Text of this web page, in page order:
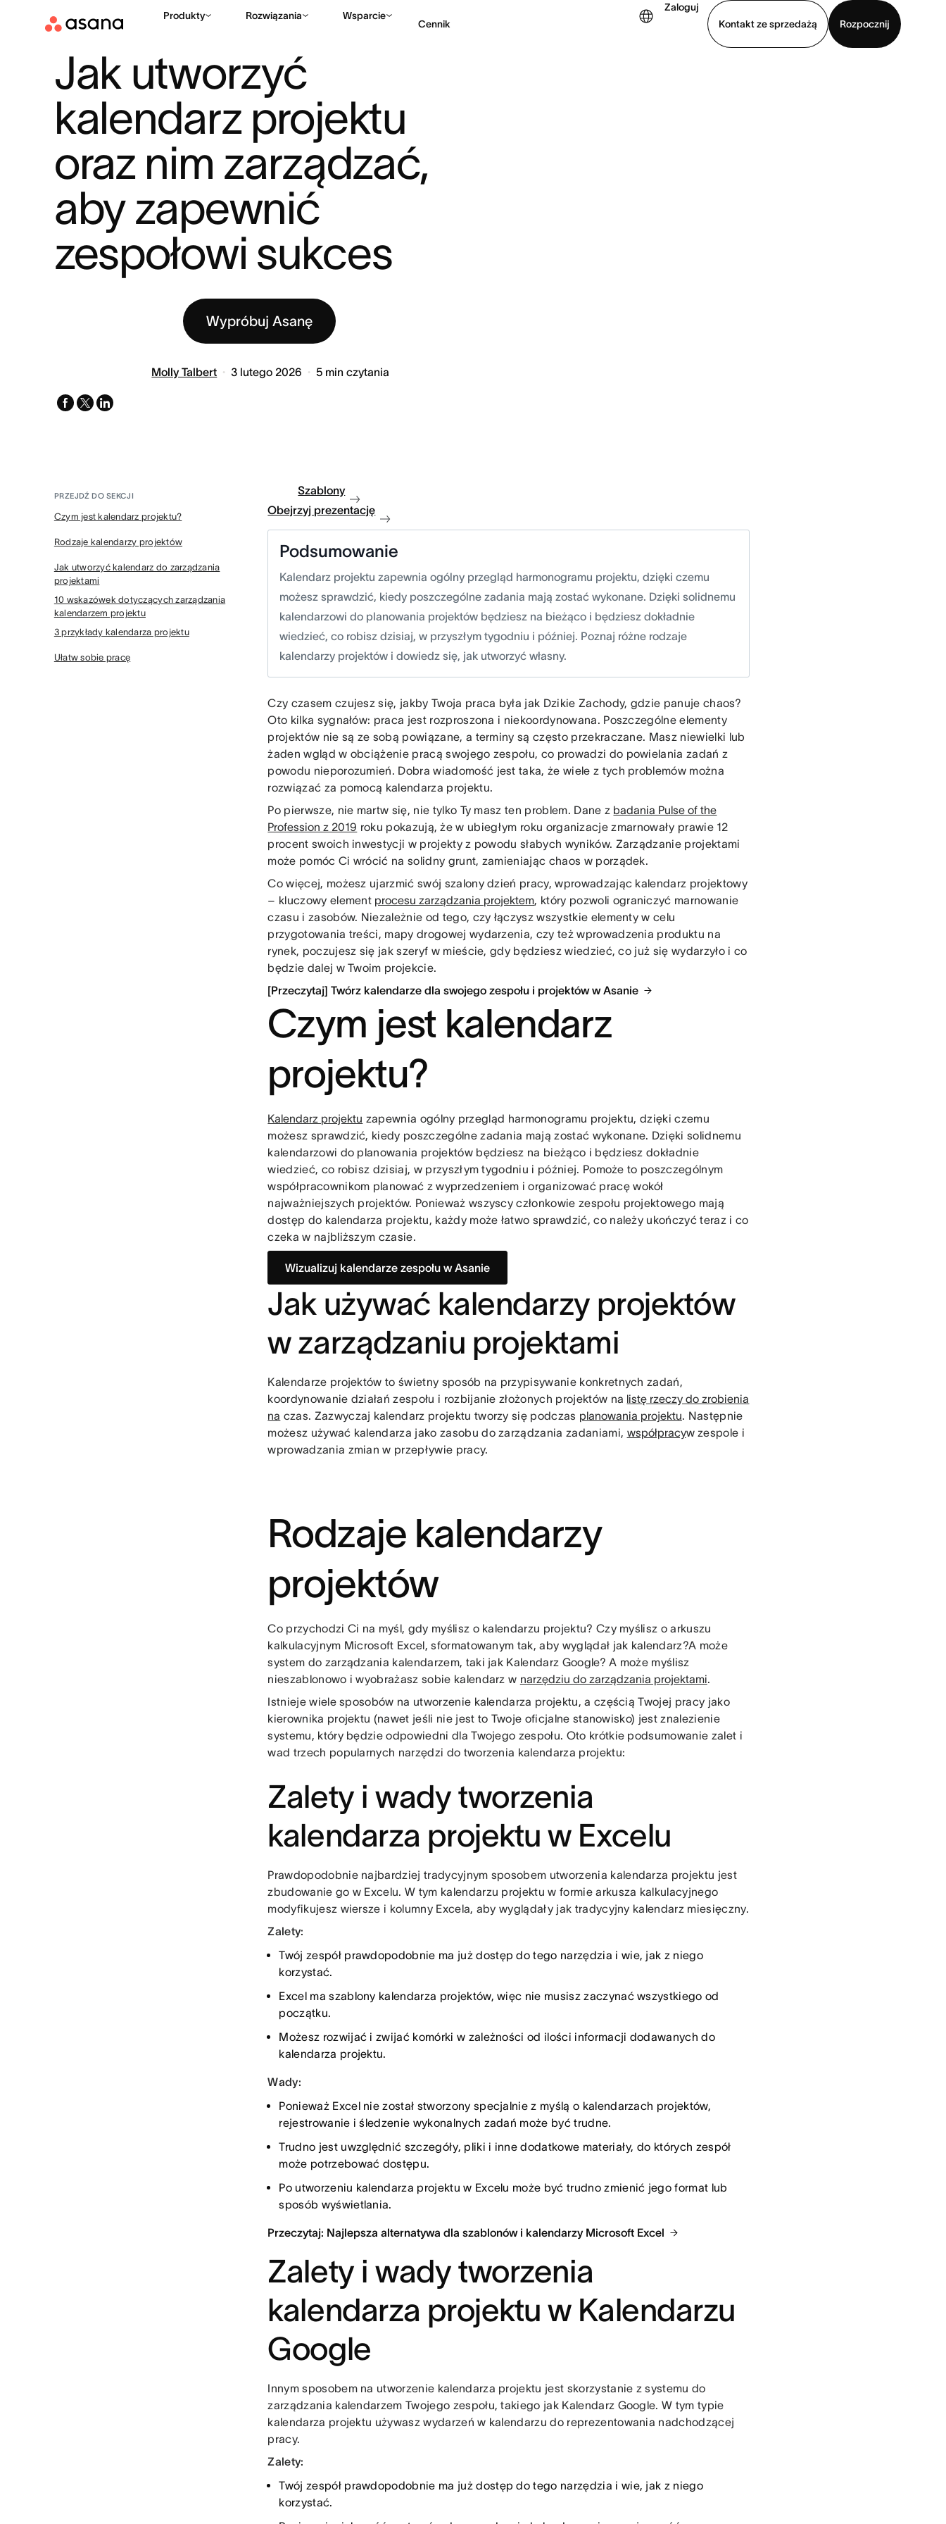
Produkty Rozwiązania Wsparcie
Cennik
Zaloguj
Kontakt ze sprzedażą
Rozpocznij
Jak utworzyć
kalendarz projektu
oraz nim zarządzać,
aby zapewnić
zespołowi sukces
Wypróbuj Asanę
Molly Talbert 3 lutego 2026 5 min czytania
facebook
x-
linkedin
PRZEJDŹ DO SEKCJI
Czym jest kalendarz projektu?
Rodzaje kalendarzy projektów
Jak utworzyć kalendarz do zarządzania
projektami
10 wskazówek dotyczących zarządzania
kalendarzem projektu
3 przykłady kalendarza projektu
Ułatw sobie pracę
Szablony
Obejrzyj prezentację
Podsumowanie
Kalendarz projektu zapewnia ogólny przegląd harmonogramu projektu, dzięki czemu
możesz sprawdzić, kiedy poszczególne zadania mają zostać wykonane. Dzięki solidnemu
kalendarzowi do planowania projektów będziesz na bieżąco i będziesz dokładnie
wiedzieć, co robisz dzisiaj, w przyszłym tygodniu i później. Poznaj różne rodzaje
kalendarzy projektów i dowiedz się, jak utworzyć własny.
Czy czasem czujesz się, jakby Twoja praca była jak Dzikie Zachody, gdzie panuje chaos?
Oto kilka sygnałów: praca jest rozproszona i niekoordynowana. Poszczególne elementy
projektów nie są ze sobą powiązane, a terminy są często przekraczane. Masz niewielki lub
żaden wgląd w obciążenie pracą swojego zespołu, co prowadzi do powielania zadań z
powodu nieporozumień. Dobra wiadomość jest taka, że wiele z tych problemów można
rozwiązać za pomocą kalendarza projektu.
Po pierwsze, nie martw się, nie tylko Ty masz ten problem. Dane z badania Pulse of the
Profession z 2019 roku pokazują, że w ubiegłym roku organizacje zmarnowały prawie 12
procent swoich inwestycji w projekty z powodu słabych wyników. Zarządzanie projektami
może pomóc Ci wrócić na solidny grunt, zamieniając chaos w porządek.
Co więcej, możesz ujarzmić swój szalony dzień pracy, wprowadzając kalendarz projektowy
– kluczowy element procesu zarządzania projektem, który pozwoli ograniczyć marnowanie
czasu i zasobów. Niezależnie od tego, czy łączysz wszystkie elementy w celu
przygotowania treści, mapy drogowej wydarzenia, czy też wprowadzenia produktu na
rynek, poczujesz się jak szeryf w mieście, gdy będziesz wiedzieć, co już się wydarzyło i co
będzie dalej w Twoim projekcie.
[Przeczytaj] Twórz kalendarze dla swojego zespołu i projektów w Asanie
Czym jest kalendarz
projektu?
Kalendarz projektu zapewnia ogólny przegląd harmonogramu projektu, dzięki czemu
możesz sprawdzić, kiedy poszczególne zadania mają zostać wykonane. Dzięki solidnemu
kalendarzowi do planowania projektów będziesz na bieżąco i będziesz dokładnie
wiedzieć, co robisz dzisiaj, w przyszłym tygodniu i później. Pomoże to poszczególnym
współpracownikom planować z wyprzedzeniem i organizować pracę wokół
najważniejszych projektów. Ponieważ wszyscy członkowie zespołu projektowego mają
dostęp do kalendarza projektu, każdy może łatwo sprawdzić, co należy ukończyć teraz i co
czeka w najbliższym czasie.
Wizualizuj kalendarze zespołu w Asanie
Jak używać kalendarzy projektów
w zarządzaniu projektami
Kalendarze projektów to świetny sposób na przypisywanie konkretnych zadań,
koordynowanie działań zespołu i rozbijanie złożonych projektów na listę rzeczy do zrobienia
na czas. Zazwyczaj kalendarz projektu tworzy się podczas planowania projektu. Następnie
możesz używać kalendarza jako zasobu do zarządzania zadaniami, współpracyw zespole i
wprowadzania zmian w przepływie pracy.
Rodzaje kalendarzy
projektów
Co przychodzi Ci na myśl, gdy myślisz o kalendarzu projektu? Czy myślisz o arkuszu
kalkulacyjnym Microsoft Excel, sformatowanym tak, aby wyglądał jak kalendarz?A może
system do zarządzania kalendarzem, taki jak Kalendarz Google? A może myślisz
nieszablonowo i wyobrażasz sobie kalendarz w narzędziu do zarządzania projektami.
Istnieje wiele sposobów na utworzenie kalendarza projektu, a częścią Twojej pracy jako
kierownika projektu (nawet jeśli nie jest to Twoje oficjalne stanowisko) jest znalezienie
systemu, który będzie odpowiedni dla Twojego zespołu. Oto krótkie podsumowanie zalet i
wad trzech popularnych narzędzi do tworzenia kalendarza projektu:
Zalety i wady tworzenia
kalendarza projektu w Excelu
Prawdopodobnie najbardziej tradycyjnym sposobem utworzenia kalendarza projektu jest
zbudowanie go w Excelu. W tym kalendarzu projektu w formie arkusza kalkulacyjnego
modyfikujesz wiersze i kolumny Excela, aby wyglądały jak tradycyjny kalendarz miesięczny.
Zalety:
Twój zespół prawdopodobnie ma już dostęp do tego narzędzia i wie, jak z niego
korzystać.
Excel ma szablony kalendarza projektów, więc nie musisz zaczynać wszystkiego od
początku.
Możesz rozwijać i zwijać komórki w zależności od ilości informacji dodawanych do
kalendarza projektu.
Wady:
Ponieważ Excel nie został stworzony specjalnie z myślą o kalendarzach projektów,
rejestrowanie i śledzenie wykonalnych zadań może być trudne.
Trudno jest uwzględnić szczegóły, pliki i inne dodatkowe materiały, do których zespół
może potrzebować dostępu.
Po utworzeniu kalendarza projektu w Excelu może być trudno zmienić jego format lub
sposób wyświetlania.
Przeczytaj: Najlepsza alternatywa dla szablonów i kalendarzy Microsoft Excel
Zalety i wady tworzenia
kalendarza projektu w Kalendarzu
Google
Innym sposobem na utworzenie kalendarza projektu jest skorzystanie z systemu do
zarządzania kalendarzem Twojego zespołu, takiego jak Kalendarz Google. W tym typie
kalendarza projektu używasz wydarzeń w kalendarzu do reprezentowania nadchodzącej
pracy.
Zalety:
Twój zespół prawdopodobnie ma już dostęp do tego narzędzia i wie, jak z niego
korzystać.